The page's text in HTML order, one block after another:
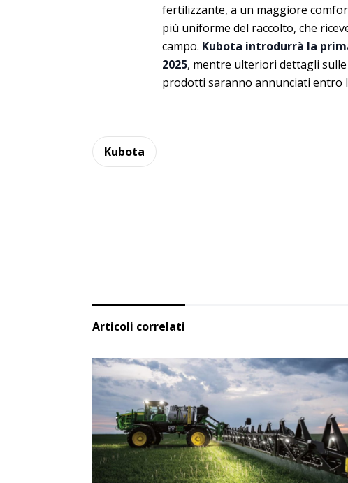
fertilizzante, a un maggiore
più uniforme del raccolto, che
campo. Kubota introdurrà la
2025, mentre ulteriori dettagli
prodotti saranno annunciati entro
Kubota
Articoli correlati